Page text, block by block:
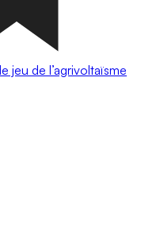
jeu de l’agrivoltaïsme